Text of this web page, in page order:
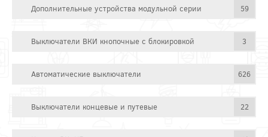
Дополнительные устройства модульной серии 59
Выключатели ВКИ кнопочные с блокировкой 3
Автоматические выключатели 626
Выключатели концевые и путевые 22